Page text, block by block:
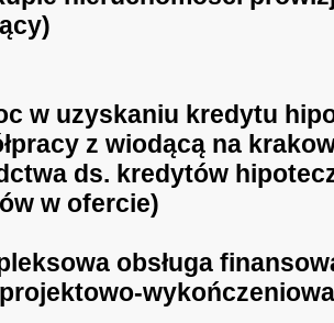
w uzyskaniu kredytu
z wiodącą na
ds. kredytów
w ofercie)
obsługa